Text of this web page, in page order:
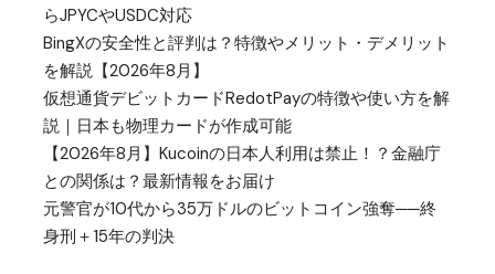
らJPYCやUSDC対応
BingXの安全性と評判は？特徴やメリット・デメリット
を解説【2026年8月】
仮想通貨デビットカードRedotPayの特徴や使い方を解
説｜日本も物理カードが作成可能
【2026年8月】Kucoinの日本人利用は禁止！？金融庁
との関係は？最新情報をお届け
元警官が10代から35万ドルのビットコイン強奪──終
身刑＋15年の判決